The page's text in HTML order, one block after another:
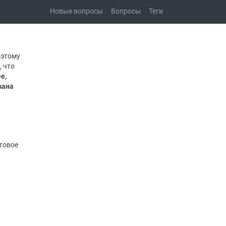
Новые вопросы Вопросы Теги
что